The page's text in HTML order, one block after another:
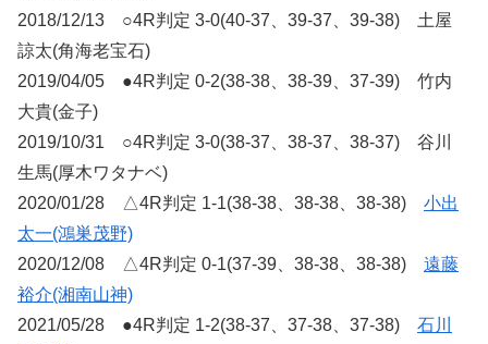
2018/12/13 ○4R判定 3-0(40-37、39-37、39-38) 土屋
諒太(角海老宝石)
2019/04/05 ●4R判定 0-2(38-38、38-39、37-39) 竹内
大貴(金子)
2019/10/31 ○4R判定 3-0(38-37、38-37、38-37) 谷川
生馬(厚木ワタナベ)
2020/01/28 △4R判定 1-1(38-38、38-38、38-38) 小出
太一(鴻巣茂野)
2020/12/08 △4R判定 0-1(37-39、38-38、38-38) 遠藤
裕介(湘南山神)
2021/05/28 ●4R判定 1-2(38-37、37-38、37-38) 石川